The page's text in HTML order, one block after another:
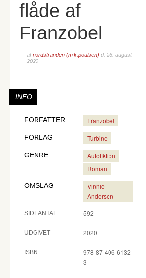
flåde af
Franzobel
afnordstranden (m.k.poulsen) d. 26. august
2020
INFO
FORFATTER Franzobel
FORLAG Turbine
GENRE
Autofiktion
Roman
OMSLAG
Vinnie
Andersen
SIDEANTAL 592
UDGIVET 2020
ISBN
978-87-406-6132-
3